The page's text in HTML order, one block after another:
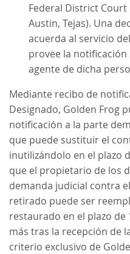
Federal District
Austin, Tejas). Una
acuerda al servicio
provee la notificación
agente de dicha
Mediante recibo de
Designado, Golden Frog
notificación a la parte
que puede sustituir el
inutilizándolo en el plazo
que el propietario de los
demanda judicial contra
retirado puede ser
restaurado en el plazo de
más tras la recepción de
criterio exclusivo de